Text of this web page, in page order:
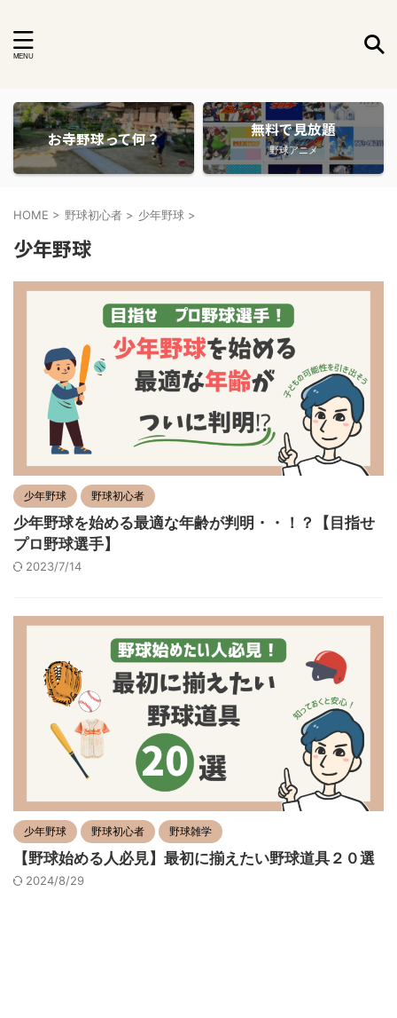
お寺野球って何？ 無料で見放題
野球アニメ
HOME > 野球初心者 > 少年野球 >
少年野球
少年野球 野球初心者
少年野球を始める最適な年齢が判明・・！？【目指せ
プロ野球選手】
2023/7/14
少年野球 野球初心者 野球雑学
【野球始める人必見】最初に揃えたい野球道具２０選
2024/8/29